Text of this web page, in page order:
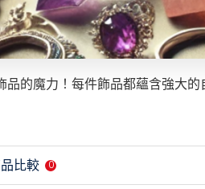
品的魔力！每件飾品都蘊含強大
比較 0